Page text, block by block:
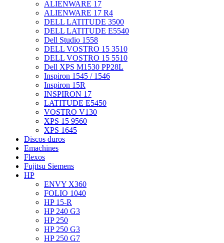
ALIENWARE 17
ALIENWARE 17 R4
DELL LATITUDE 3500
DELL LATITUDE E5540
Dell Studio 1558
DELL VOSTRO 15 3510
DELL VOSTRO 15 5510
Dell XPS M1530 PP28L
Inspiron 1545 / 1546
Inspiron 15R
INSPIRON 17
LATITUDE E5450
VOSTRO V130
XPS 15 9560
XPS 1645
Discos duros
Emachines
Flexos
Fujitsu Siemens
HP
ENVY X360
FOLIO 1040
HP 15-R
HP 240 G3
HP 250
HP 250 G3
HP 250 G7